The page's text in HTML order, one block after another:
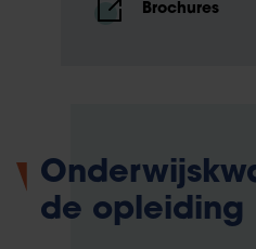
Brochures
de opleiding